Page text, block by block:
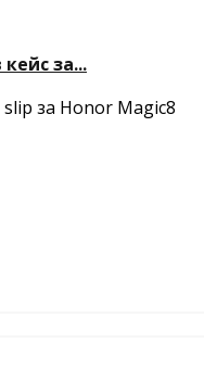
за...
за Honor Magic8